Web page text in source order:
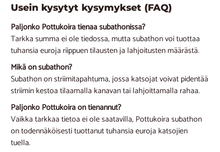
Usein kysytyt kysymykset (FAQ)
Paljonko Pottukoira tienaa subathonissa?
Tarkka summa ei ole tiedossa, mutta subathon voi tuottaa
tuhansia euroja riippuen tilausten ja lahjoitusten määrästä.
Mikä on subathon?
Subathon on striimitapahtuma, jossa katsojat voivat pidentää
striimin kestoa tilaamalla kanavan tai lahjoittamalla rahaa.
Paljonko Pottukoira on tienannut?
Vaikka tarkkaa tietoa ei ole saatavilla, Pottukoira subathon
on todennäköisesti tuottanut tuhansia euroja katsojien
tuella.